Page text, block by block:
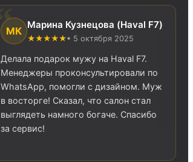
МК
Марина Кузнецова (Haval F7)
★★★★★• 5 октября 2025
Делала подарок мужу на Haval F7.
Менеджеры проконсультировали по
WhatsApp, помогли с дизайном. Муж
в восторге! Сказал, что салон стал
выглядеть намного богаче. Спасибо
за сервис!